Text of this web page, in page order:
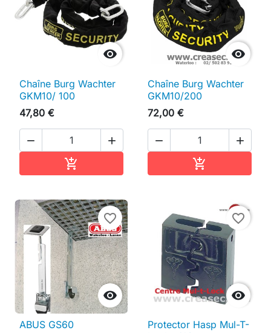

Chaîne Burg Wachter
GKM10/ 100
47,80 €
 


Chaîne Burg Wachter
GKM10/200
72,00 €
 


favorite_border
ABUS GS60

favorite_border
Protector Hasp Mul-T-